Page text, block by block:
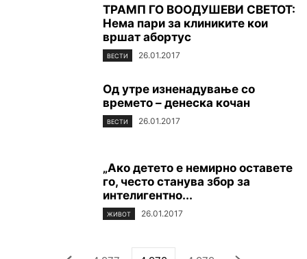
TРАМП ГО ВООДУШЕВИ СВЕТОТ:
Нема пари за клиниките кои
вршат абортус
ВЕСТИ 26.01.2017
Од утре изненадување со
времето – денеска кочан
ВЕСТИ 26.01.2017
„Ако детето е немирно оставете
го, често станува збор за
интелигентно...
ЖИВОТ 26.01.2017